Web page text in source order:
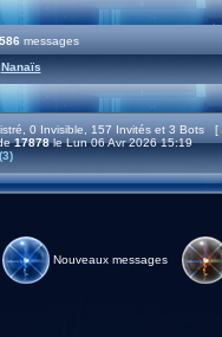
messages
Nanaïs
0 Invisible, 157 Invités et 3 Bots [
17878le Lun 06 Avr 2026 15:19
Nouveaux messages